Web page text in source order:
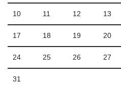
10 11 12 13
17 18 19 20
24 25 26 27
31